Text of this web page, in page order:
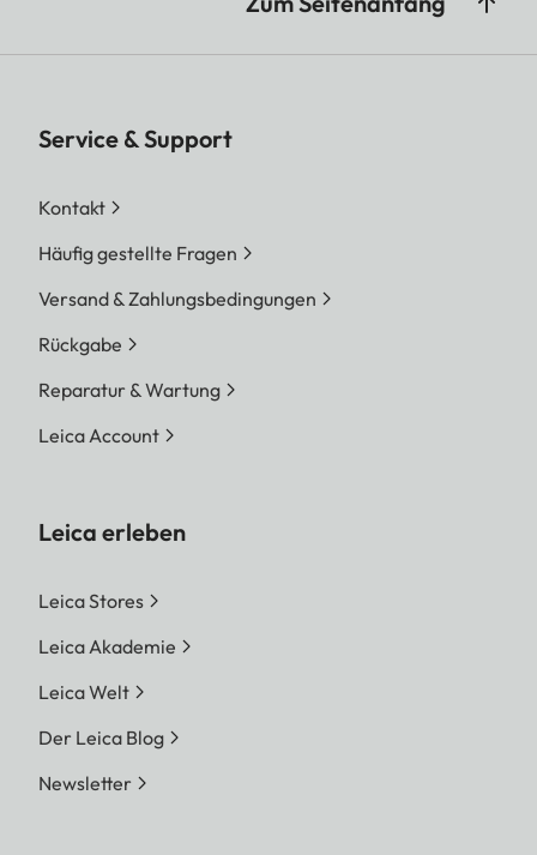
Service & Support
Kontakt
Häufig gestellte Fragen
Versand & Zahlungsbedingungen
Rückgabe
Reparatur & Wartung
Leica Account
Leica erleben
Leica Stores
Leica Akademie
Leica Welt
Der Leica Blog
Newsletter